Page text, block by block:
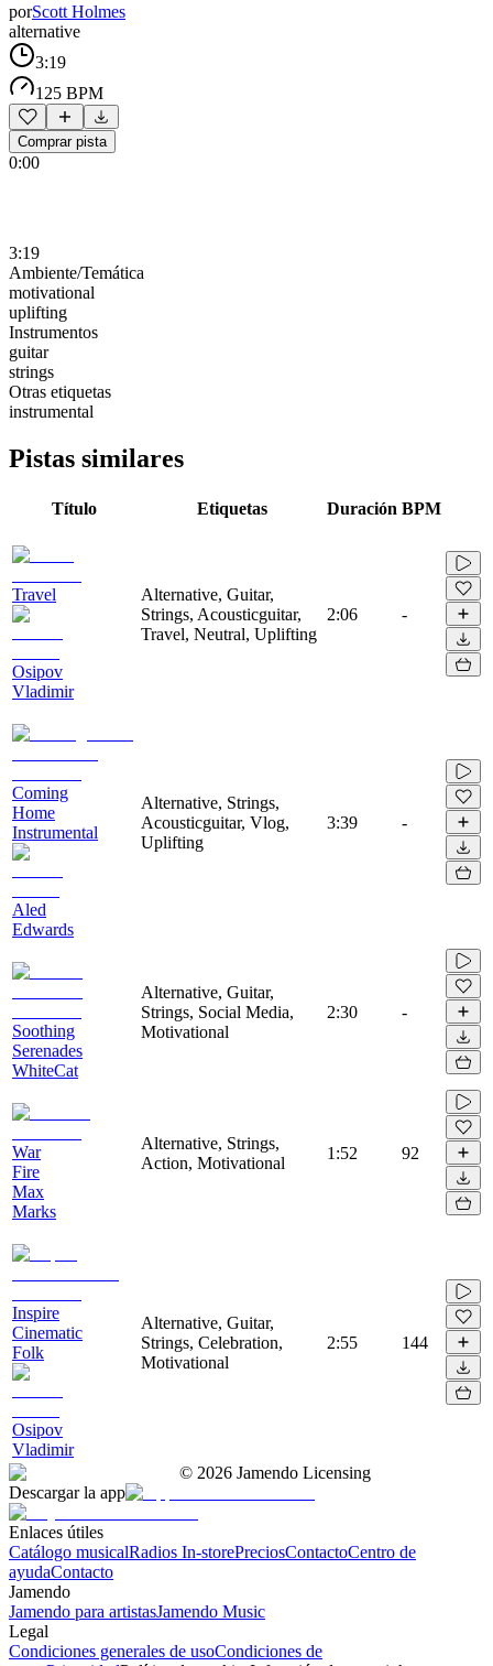
porScott Holmes
alternative
3:19
125 BPM
Comprar pista
0:00
3:19
Ambiente/Temática
motivational
uplifting
Instrumentos
guitar
strings
Otras etiquetas
instrumental
Pistas similares
Título Etiquetas Duración BPM
Travel
Osipov
Vladimir
Alternative, Guitar,
Strings, Acousticguitar,
Travel, Neutral, Uplifting
2:06 -
Coming
Home
Instrumental
Aled
Edwards
Alternative, Strings,
Acousticguitar, Vlog,
Uplifting
3:39 -
Soothing
Serenades
WhiteCat
Alternative, Guitar,
Strings, Social Media,
Motivational
2:30 -
War
Fire
Max
Marks
Alternative, Strings,
Action, Motivational
1:52 92
Inspire
Cinematic
Folk
Osipov
Vladimir
Alternative, Guitar,
Strings, Celebration,
Motivational
2:55 144
© 2026 Jamendo Licensing
Descargar la app
Enlaces útiles
Catálogo musicalRadios In-storePreciosContactoCentro de
ayudaContacto
Jamendo
Jamendo para artistasJamendo Music
Legal
Condiciones generales de usoCondiciones de